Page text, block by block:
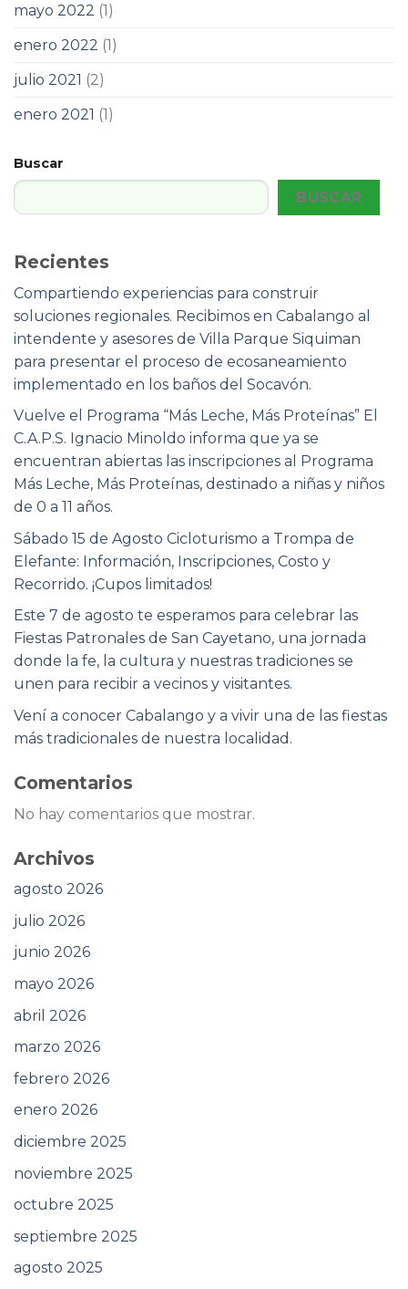
mayo 2022 (1)
enero 2022 (1)
julio 2021 (2)
enero 2021 (1)
Buscar
BUSCAR
Recientes
Compartiendo experiencias para construir
soluciones regionales. Recibimos en Cabalango al
intendente y asesores de Villa Parque Siquiman
para presentar el proceso de ecosaneamiento
implementado en los baños del Socavón.
Vuelve el Programa “Más Leche, Más Proteínas” El
C.A.P.S. Ignacio Minoldo informa que ya se
encuentran abiertas las inscripciones al Programa
Más Leche, Más Proteínas, destinado a niñas y niños
de 0 a 11 años.
Sábado 15 de Agosto Cicloturismo a Trompa de
Elefante: Información, Inscripciones, Costo y
Recorrido. ¡Cupos limitados!
Este 7 de agosto te esperamos para celebrar las
Fiestas Patronales de San Cayetano, una jornada
donde la fe, la cultura y nuestras tradiciones se
unen para recibir a vecinos y visitantes.
Vení a conocer Cabalango y a vivir una de las fiestas
más tradicionales de nuestra localidad.
Comentarios
No hay comentarios que mostrar.
Archivos
agosto 2026
julio 2026
junio 2026
mayo 2026
abril 2026
marzo 2026
febrero 2026
enero 2026
diciembre 2025
noviembre 2025
octubre 2025
septiembre 2025
agosto 2025